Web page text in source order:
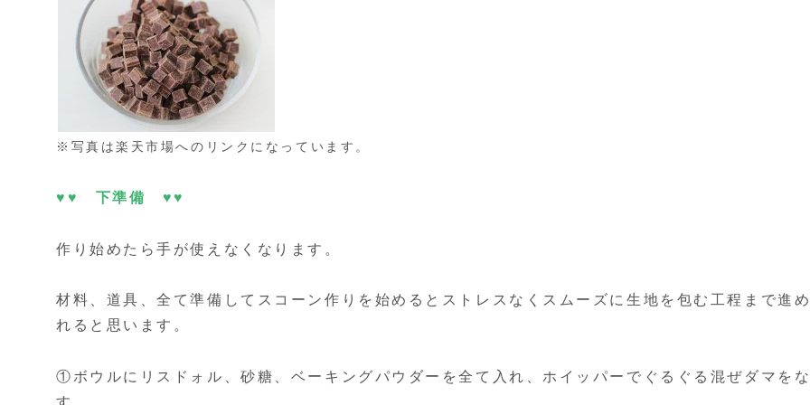
※写真は楽天市場へのリンクになっています。
♥♥ 下準備 ♥♥
作り始めたら手が使えなくなります。
材料、道具、全て準備してスコーン作りを始めるとストレスなくスムーズに生地を包む工程まで進め
れると思います。
①ボウルにリスドォル、砂糖、ベーキングパウダーを全て入れ、ホイッパーでぐるぐる混ぜダマをな